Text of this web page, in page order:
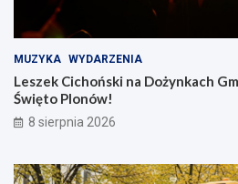
MUZYKA WYDARZENIA
Leszek Cichoński na Dożynkach
Święto Plonów!
8 sierpnia 2026